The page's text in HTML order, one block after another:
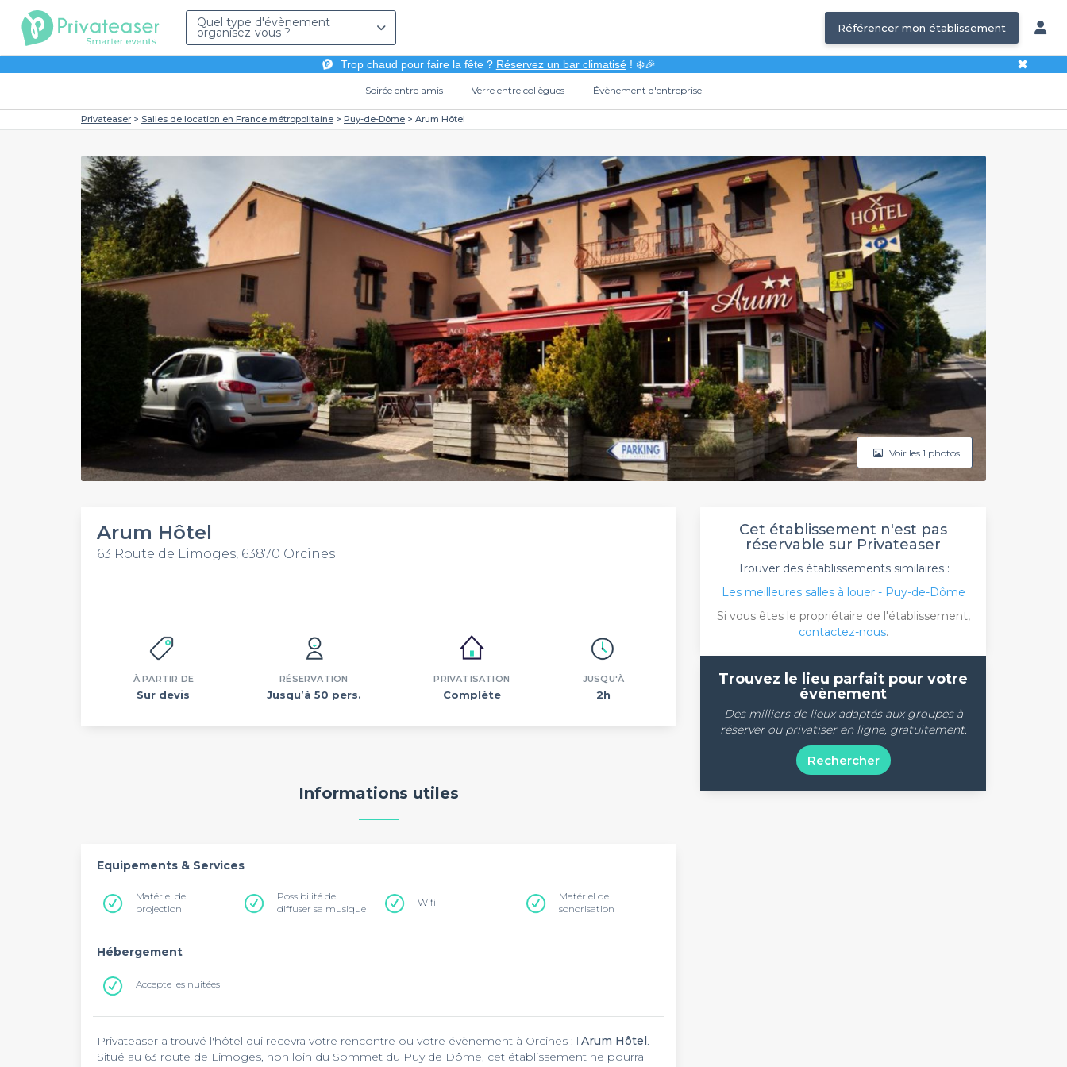
Quel type d'évènement
organisez-vous ? Référencer mon établissement
Trop chaud pour faire la fête ? Réservez un bar climatisé! ❄️🎉 ✖
Soirée entre amis Verre entre collègues Évènement d'entreprise
Privateaser Salles de location en France métropolitaine Puy-de-Dôme Arum Hôtel
Voir les 1 photos
Arum Hôtel
63 Route de Limoges, 63870 Orcines
À PARTIR DE
Sur devis
RÉSERVATION
Jusqu’à 50 pers.
PRIVATISATION
Complète
JUSQU'À
2h
Informations utiles
Equipements & Services
Matériel de
projection
Possibilité de
diffuser sa musique
Wifi
Matériel de
sonorisation
Hébergement
Accepte les nuitées
Privateaser a trouvé l'hôtel qui recevra votre rencontre ou votre évènement à Orcines : l'Arum Hôtel.
Situé au 63 route de Limoges, non loin du Sommet du Puy de Dôme, cet établissement ne pourra
Cet établissement n'est pas
réservable sur Privateaser
Trouver des établissements similaires :
Les meilleures salles à louer - Puy-de-Dôme
Si vous êtes le propriétaire de l'établissement,
contactez-nous.
Trouvez le lieu parfait pour votre
évènement
Des milliers de lieux adaptés aux groupes à
réserver ou privatiser en ligne, gratuitement.
Rechercher